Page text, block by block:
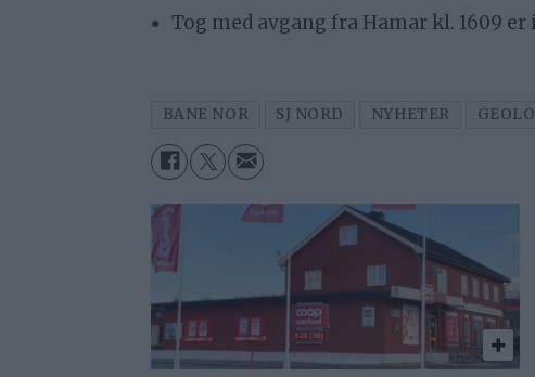
Tog med avgang fra Hamar kl. 1609
BANE NOR SJ NORD NYHETER